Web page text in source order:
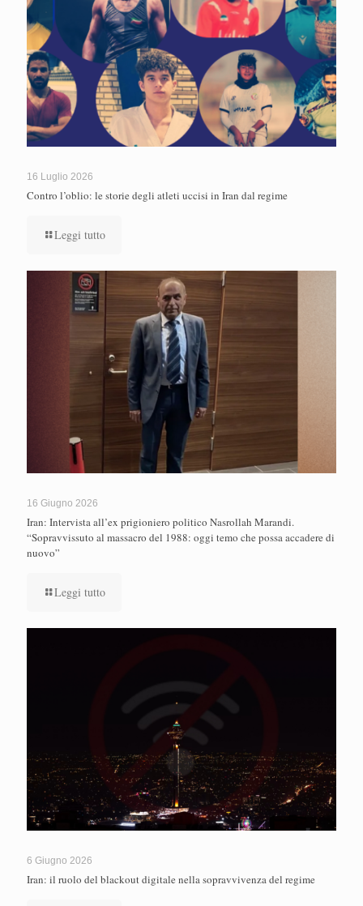
16 Luglio 2026
Contro l’oblio: le storie degli atleti uccisi in Iran dal regime
Leggi tutto
16 Giugno 2026
Iran: Intervista all’ex prigioniero politico Nasrollah Marandi.
“Sopravvissuto al massacro del 1988: oggi temo che possa accadere di
nuovo”
Leggi tutto
6 Giugno 2026
Iran: il ruolo del blackout digitale nella sopravvivenza del regime